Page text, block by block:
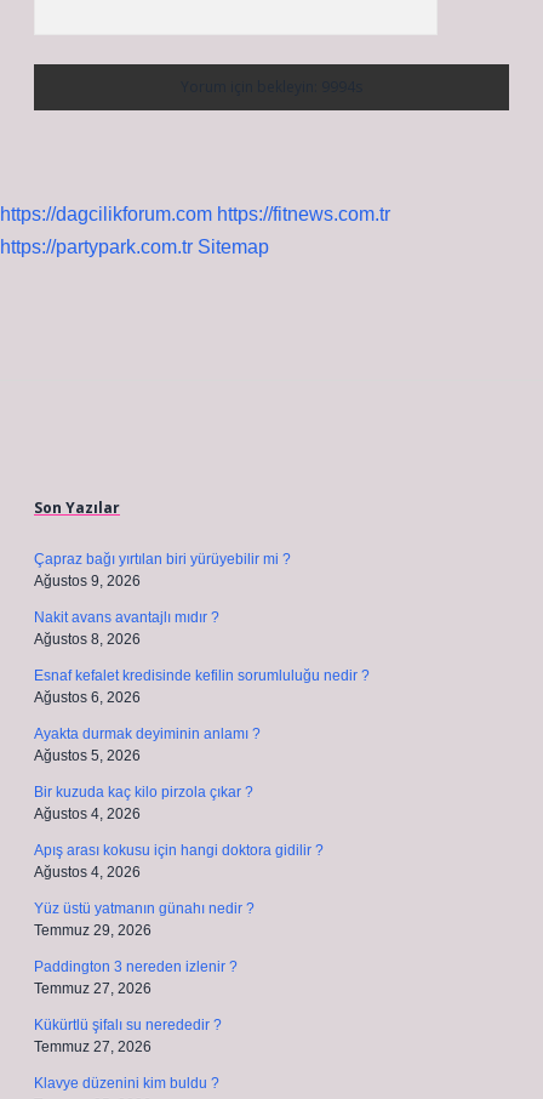
https://dagcilikforum.com https://fitnews.com.tr
https://partypark.com.tr Sitemap
Son Yazılar
Çapraz bağı yırtılan biri yürüyebilir mi ?
Ağustos 9, 2026
Nakit avans avantajlı mıdır ?
Ağustos 8, 2026
Esnaf kefalet kredisinde kefilin sorumluluğu nedir ?
Ağustos 6, 2026
Ayakta durmak deyiminin anlamı ?
Ağustos 5, 2026
Bir kuzuda kaç kilo pirzola çıkar ?
Ağustos 4, 2026
Apış arası kokusu için hangi doktora gidilir ?
Ağustos 4, 2026
Yüz üstü yatmanın günahı nedir ?
Temmuz 29, 2026
Paddington 3 nereden izlenir ?
Temmuz 27, 2026
Kükürtlü şifalı su nerededir ?
Temmuz 27, 2026
Klavye düzenini kim buldu ?